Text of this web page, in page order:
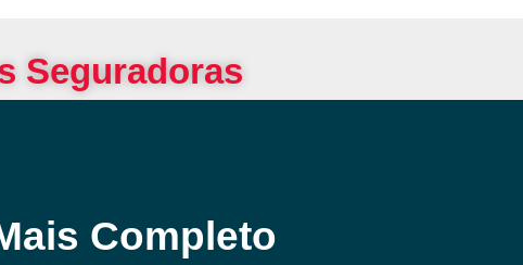
Seguradoras
Completo